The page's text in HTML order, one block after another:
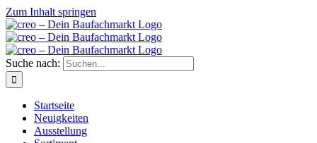
Zum Inhalt springen
Suche nach:
Startseite
Neuigkeiten
Ausstellung